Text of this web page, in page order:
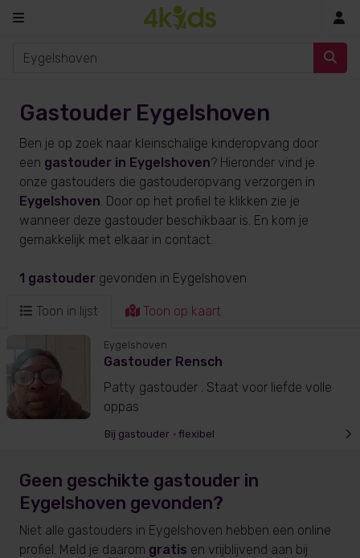
Gastouder Eygelshoven
Ben je op zoek naar kleinschalige kinderopvang door
een gastouder in Eygelshoven? Hieronder vind je
onze gastouders die gastouderopvang verzorgen in
Eygelshoven. Door op het profiel te klikken zie je
wanneer deze gastouder beschikbaar is. En kom je
gemakkelijk met elkaar in contact.
1 gastouder gevonden in Eygelshoven
Toon in lijst Toon op kaart
Eygelshoven
Gastouder Rensch
Patty gastouder . Staat voor liefde volle
oppas
Bij gastouder •flexibel
Geen geschikte gastouder in
Eygelshoven gevonden?
Niet alle gastouders in Eygelshoven hebben een online
profiel. Meld je daarom gratis en vrijblijvend aan bij